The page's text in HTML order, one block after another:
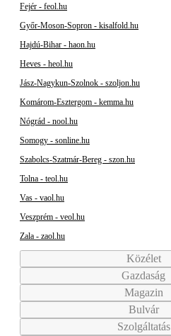
Fejér - feol.hu
Győr-Moson-Sopron - kisalfold.hu
Hajdú-Bihar - haon.hu
Heves - heol.hu
Jász-Nagykun-Szolnok - szoljon.hu
Komárom-Esztergom - kemma.hu
Nógrád - nool.hu
Somogy - sonline.hu
Szabolcs-Szatmár-Bereg - szon.hu
Tolna - teol.hu
Vas - vaol.hu
Veszprém - veol.hu
Zala - zaol.hu
Közélet
Gazdaság
Magazin
Bulvár
Szolgáltatás